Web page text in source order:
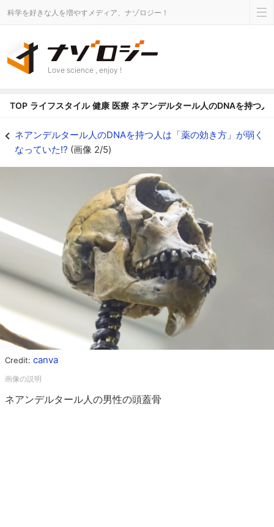
科学を好きな人を増やすメディア、ナゾロジー！
Love science , enjoy !
TOP ライフスタイル 健康 医療 ネアンデルタール人のDNAを持つ
ネアンデルタール人のDNAを持つ人は「薬の効き方」が弱く
なっていた⁉︎ (画像 2/5)
Credit: canva
ネアンデルタール人の男性の頭蓋骨